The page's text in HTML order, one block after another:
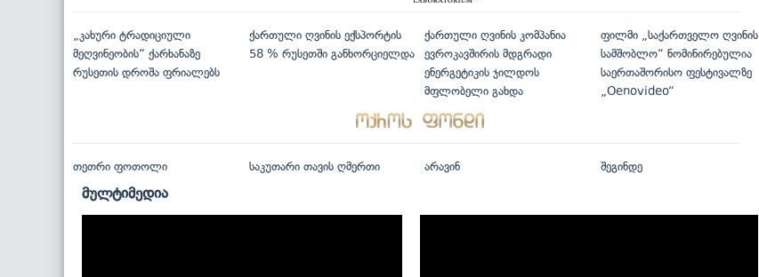
„კახური ტრადიციული
მეღვინეობის“ ქარხანაზე
რუსეთის დროშა ფრიალებს
ქართული ღვინის ექსპორტის
58 % რუსეთში განხორციელდა
ქართული ღვინის კომპანია
ევროკავშირის მდგრადი
ენერგეტიკის ჯილდოს
მფლობელი გახდა
ფილმი „საქართველო ღვინის
სამშობლო“ ნომინირებულია
საერთაშორისო ფესტივალზე
„Oenovideo“
თეთრი ფოთოლი საკუთარი თავის ღმერთი არავინ შეგინდე
მულტიმედია